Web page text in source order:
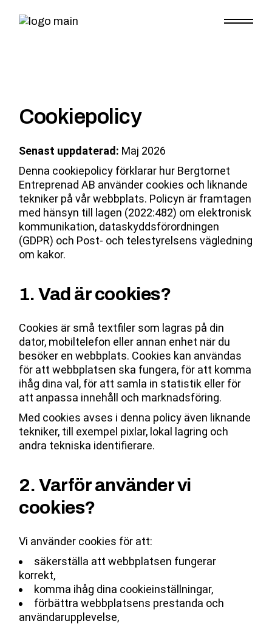
Cookiepolicy
Senast uppdaterad: Maj 2026
Denna cookiepolicy förklarar hur Bergtornet
Entreprenad AB använder cookies och liknande
tekniker på vår webbplats. Policyn är framtagen
med hänsyn till lagen (2022:482) om elektronisk
kommunikation, dataskyddsförordningen
(GDPR) och Post- och telestyrelsens vägledning
om kakor.
1. Vad är cookies?
Cookies är små textfiler som lagras på din
dator, mobiltelefon eller annan enhet när du
besöker en webbplats. Cookies kan användas
för att webbplatsen ska fungera, för att komma
ihåg dina val, för att samla in statistik eller för
att anpassa innehåll och marknadsföring.
Med cookies avses i denna policy även liknande
tekniker, till exempel pixlar, lokal lagring och
andra tekniska identifierare.
2. Varför använder vi
cookies?
Vi använder cookies för att:
säkerställa att webbplatsen fungerar
korrekt,
komma ihåg dina cookieinställningar,
förbättra webbplatsens prestanda och
användarupplevelse,